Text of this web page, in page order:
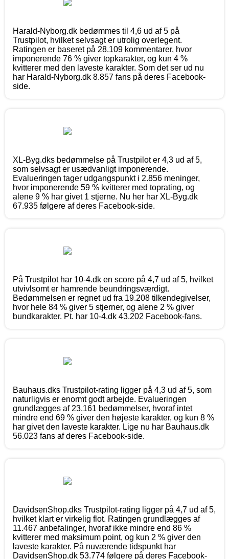
Harald-Nyborg.dk bedømmes til 4,6 ud af 5 på
Trustpilot, hvilket selvsagt er utrolig overlegent.
Ratingen er baseret på 28.109 kommentarer, hvor
imponerende 76 % giver topkarakter, og kun 4 %
kvitterer med den laveste karakter. Som det ser ud nu
har Harald-Nyborg.dk 8.857 fans på deres Facebook-
side.
XL-Byg.dks bedømmelse på Trustpilot er 4,3 ud af 5,
som selvsagt er usædvanligt imponerende.
Evalueringen tager udgangspunkt i 2.856 meninger,
hvor imponerende 59 % kvitterer med toprating, og
alene 9 % har givet 1 stjerne. Nu her har XL-Byg.dk
67.935 følgere af deres Facebook-side.
På Trustpilot har 10-4.dk en score på 4,7 ud af 5, hvilket
utvivlsomt er hamrende beundringsværdigt.
Bedømmelsen er regnet ud fra 19.208 tilkendegivelser,
hvor hele 84 % giver 5 stjerner, og alene 2 % giver
bundkarakter. Pt. har 10-4.dk 43.202 Facebook-fans.
Bauhaus.dks Trustpilot-rating ligger på 4,3 ud af 5, som
naturligvis er enormt godt arbejde. Evalueringen
grundlægges af 23.161 bedømmelser, hvoraf intet
mindre end 69 % giver den højeste karakter, og kun 8 %
har givet den laveste karakter. Lige nu har Bauhaus.dk
56.023 fans af deres Facebook-side.
DavidsenShop.dks Trustpilot-rating ligger på 4,7 ud af 5,
hvilket klart er virkelig flot. Ratingen grundlægges af
11.467 anbefalinger, hvoraf ikke mindre end 86 %
kvitterer med maksimum point, og kun 2 % giver den
laveste karakter. På nuværende tidspunkt har
DavidsenShop.dk 53.774 følgere på deres Facebook-